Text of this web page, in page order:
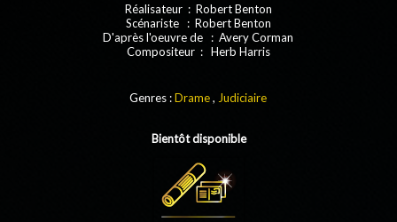
Réalisateur : Robert Benton
Scénariste : Robert Benton
D'après l'oeuvre de : Avery Corman
Compositeur : Herb Harris
Genres :Drame, Judiciaire
Bientôt disponible